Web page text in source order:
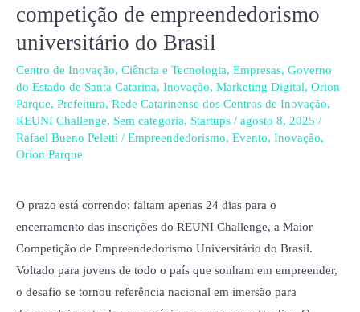
competição de empreendedorismo
universitário do Brasil
Centro de Inovação, Ciência e Tecnologia, Empresas, Governo
do Estado de Santa Catarina, Inovação, Marketing Digital, Orion
Parque, Prefeitura, Rede Catarinense dos Centros de Inovação,
REUNI Challenge, Sem categoria, Startups / agosto 8, 2025 /
Rafael Bueno Peletti / Empreendedorismo, Evento, Inovação,
Orion Parque
O prazo está correndo: faltam apenas 24 dias para o
encerramento das inscrições do REUNI Challenge, a Maior
Competição de Empreendedorismo Universitário do Brasil.
Voltado para jovens de todo o país que sonham em empreender,
o desafio se tornou referência nacional em imersão para
inscrições
para
a
maior
competição
de
empreendedorismo
do